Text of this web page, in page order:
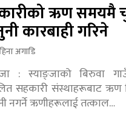
ऋण समयमै
कारबाही गरिने
अगाडि
: स्याङ्जाको बिरुवा
सहकारी संस्थाहरूबाट
नगर्ने ऋणीहरूलाई तत्काल…